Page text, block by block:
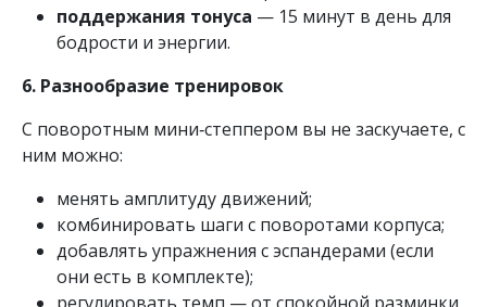
поддержания тонуса — 15 минут в день для
бодрости и энергии.
6. Разнообразие тренировок
С поворотным мини‑степпером вы не заскучаете, с
ним можно:
менять амплитуду движений;
комбинировать шаги с поворотами корпуса;
добавлять упражнения с эспандерами (если
они есть в комплекте);